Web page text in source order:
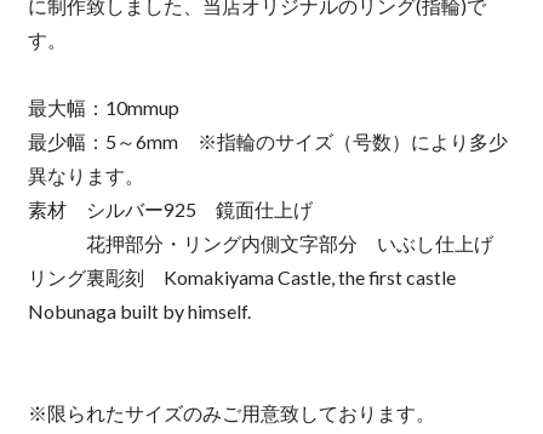
に制作致しました、当店オリジナルのリング(指輪)で
す。
最大幅：10mmup
最少幅：5～6mm ※指輪のサイズ（号数）により多少
異なります。
素材 シルバー925 鏡面仕上げ
花押部分・リング内側文字部分 いぶし仕上げ
リング裏彫刻 Komakiyama Castle, the first castle
Nobunaga built by himself.
※限られたサイズのみご用意致しております。